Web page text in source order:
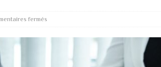
fermés